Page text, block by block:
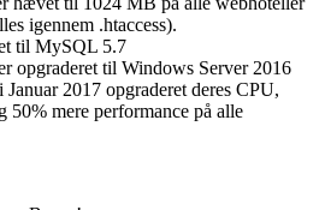
igennem .htaccess).
til MySQL 5.7
opgraderet til Windows Server 2016
2017 opgraderet deres CPU,
mere performance på alle